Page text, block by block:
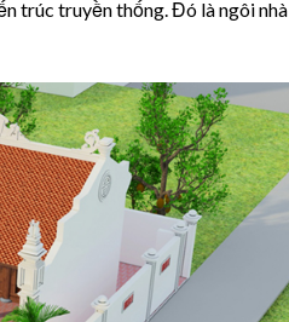
trúc truyền thống. Đó là ngôi nhà